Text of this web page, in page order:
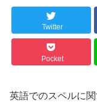
Twitter
Pocket
英語でのスペルに